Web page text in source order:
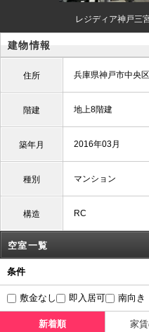
レジディア神戸三
建物情報
住所 兵庫県神戸市中央
階建 地上8階建
築年月 2016年03月
種別 マンション
構造 RC
空室一覧
条件
敷金なし 即入居可 南向き
新着順 家